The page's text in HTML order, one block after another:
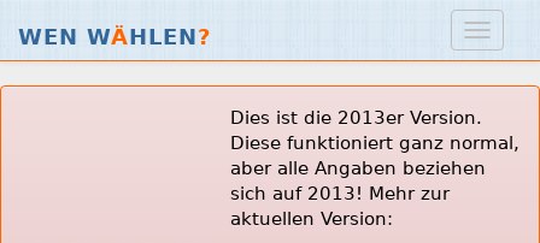
WEN WÄHLEN?
Dies ist die 2013er Version.
Diese funktioniert ganz normal,
aber alle Angaben beziehen
sich auf 2013! Mehr zur
aktuellen Version: